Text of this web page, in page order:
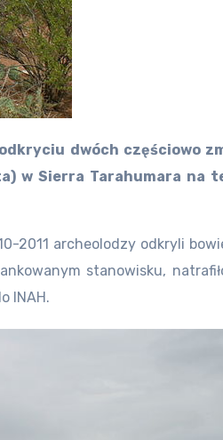
dwóch częściowo
w Sierra Tarahumara na
archeolodzy odkryli
stanowisku,
INAH.